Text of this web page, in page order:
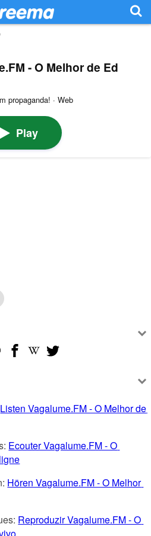
- O Melhor de Ed
propaganda! · Web
Play
Listen Vagalume.FM - O Melhor de
Ecouter Vagalume.FM - O
Hören Vagalume.FM - O Melhor
Reproduzir Vagalume.FM - O